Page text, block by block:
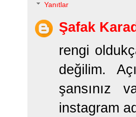
Yanıtlar
Şafak
rengi
değilim.
şansınız
instagram